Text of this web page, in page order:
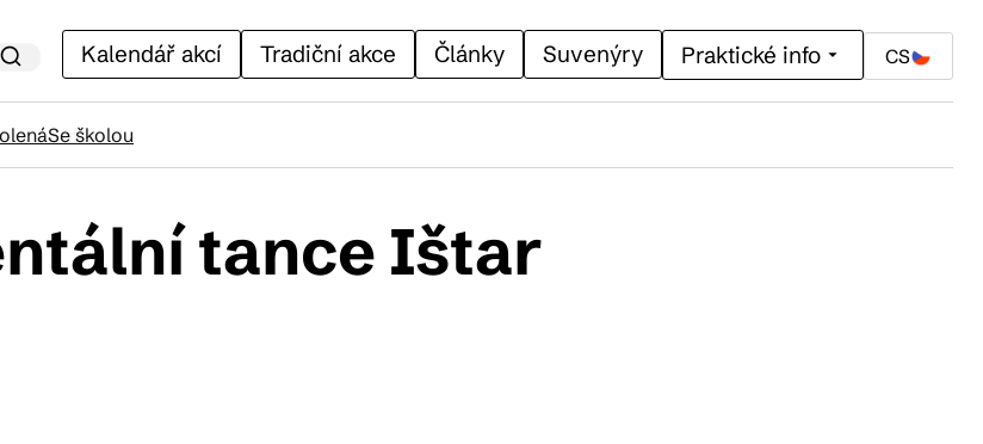
Kalendář akcí Tradiční akce Články Suvenýry Praktické info CS
Se školou
tance Ištar